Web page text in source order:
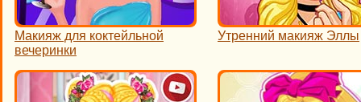
Макияж для коктейльной
вечеринки
Утренний макияж Эллы